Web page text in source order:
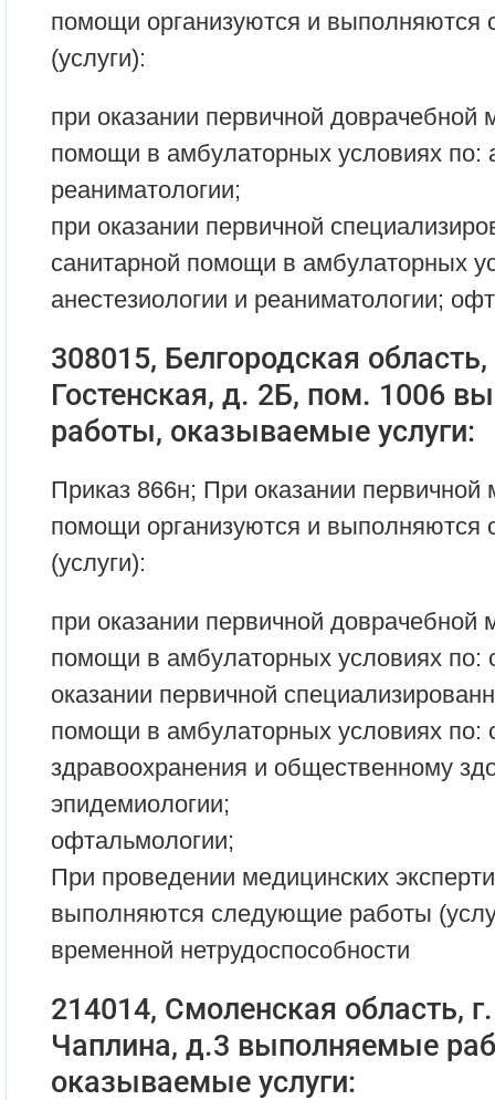
помощи организуются и
(услуги):
при оказании первичной доврачебной
помощи в амбулаторных условиях по:
реаниматологии;
при оказании первичной
санитарной помощи в амбулаторных
анестезиологии и реаниматологии;
308015, Белгородская область,
Гостенская, д. 2Б, пом. 1006
работы, оказываемые услуги:
Приказ 866н; При оказании первичной
помощи организуются и
(услуги):
при оказании первичной доврачебной
помощи в амбулаторных условиях по:
оказании первичной
помощи в амбулаторных условиях по:
здравоохранения и общественному
эпидемиологии;
офтальмологии;
При проведении медицинских
выполняются следующие работы
временной нетрудоспособности
214014, Смоленская область,
Чаплина, д.3 выполняемые
оказываемые услуги: